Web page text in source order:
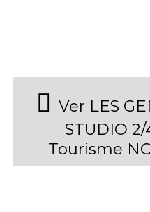
Ver LES
STUDIO
Tourisme